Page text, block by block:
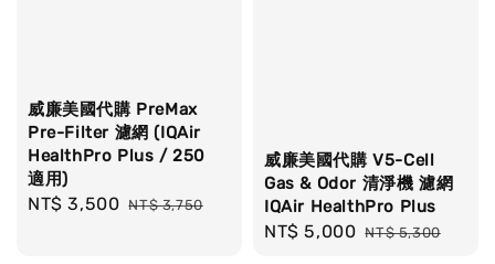
威廉美國代購 PreMax
Pre-Filter 濾網 (IQAir
HealthPro Plus / 250
適用)
Sale
NT$ 3,500 Regular
NT$ 3,750
威廉美國代購 V5-Cell
Gas & Odor 清淨機 濾網
IQAir HealthPro Plus
Sale
NT$ 5,000 Regular
NT$ 5,300